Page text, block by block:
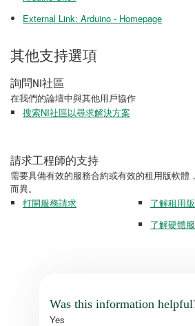
External Link: Arduino - Homepage
其他支持選項
詢問NI社區
在我們的論壇中與其他用戶協作
搜索NI社區以尋求解決方案
請求工程師的支持
需要具備有效的服務合約或有效的租用版軟體
而異。
打開服務請求
了解租用
了解硬體
Was this information
Yes